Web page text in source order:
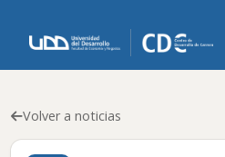
Volver a noticias